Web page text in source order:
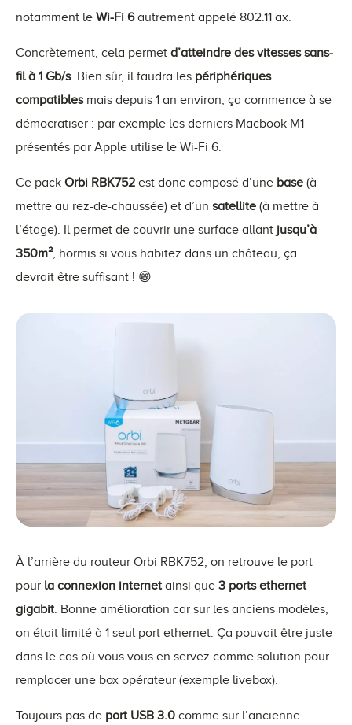
notamment le Wi-Fi 6autrement appelé 802.11 ax.
Concrètement, cela permet d’atteindre des vitesses sans-
fil à 1 Gb/s. Bien sûr, il faudra les périphériques
compatiblesmais depuis 1 an environ, ça commence à se
démocratiser : par exemple les derniers Macbook M1
présentés par Apple utilise le Wi-Fi 6.
Ce pack Orbi RBK752 est donc composé d’une base (à
mettre au rez-de-chaussée) et d’un satellite (à mettre à
l’étage). Il permet de couvrir une surface allant jusqu’à
350m², hormis si vous habitez dans un château, ça
devrait être suffisant ! 😁
À l’arrière du routeur Orbi RBK752, on retrouve le port
pour la connexion internet ainsi que 3 ports ethernet
gigabit. Bonne amélioration car sur les anciens modèles,
on était limité à 1 seul port ethernet. Ça pouvait être juste
dans le cas où vous vous en servez comme solution pour
remplacer une box opérateur (exemple livebox).
Toujours pas de port USB 3.0 comme sur l’ancienne